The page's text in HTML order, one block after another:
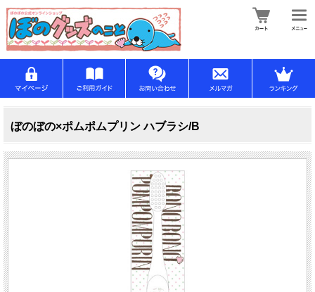
ぼのぼの×ポムポムプリン ハブラシ/B